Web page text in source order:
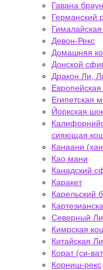
Гавана браун
Германский
Девон-Рекс
Домашняя
Донской
Дракон Ли,
Египетская
Йоркская
сияющая
Канаани
Као мани
Канадский
Каракет
Карельский
Северный
Кимрская
Китайская
Корат (си-
Корниш-рекс